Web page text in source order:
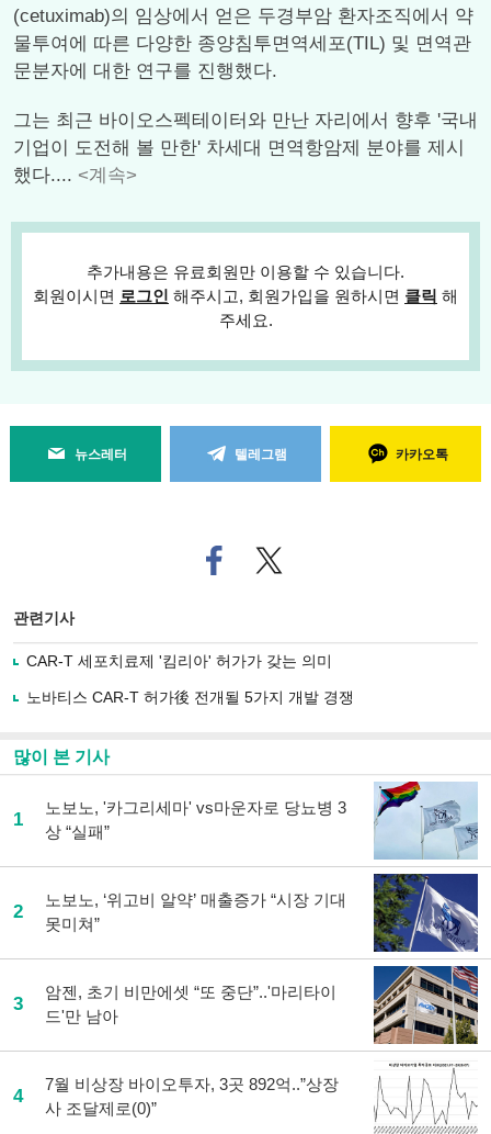
(cetuximab)의 임상에서 얻은 두경부암 환자조직에서 약
물투여에 따른 다양한 종양침투면역세포(TIL) 및 면역관
문분자에 대한 연구를 진행했다.
그는 최근 바이오스펙테이터와 만난 자리에서 향후 '국내
기업이 도전해 볼 만한' 차세대 면역항암제 분야를 제시
했다.... <계속>
추가내용은 유료회원만 이용할 수 있습니다.
회원이시면 로그인 해주시고, 회원가입을 원하시면 클릭 해
주세요.
뉴스레터 텔레그램 카카오톡
페
이
로
사
기
트위
터로
관련기사
CAR-T 세포치료제 '킴리아' 허가가 갖는 의미
노바티스 CAR-T 허가後 전개될 5가지 개발 경쟁
많이 본 기사
1
노보노, '카그리세마' vs마운자로 당뇨병 3
상 “실패”
2
노보노, ‘위고비 알약’ 매출증가 “시장 기대
못미쳐”
3
암젠, 초기 비만에셋 “또 중단”..'마리타이
드'만 남아
4
7월 비상장 바이오투자, 3곳 892억..”상장
사 조달제로(0)”